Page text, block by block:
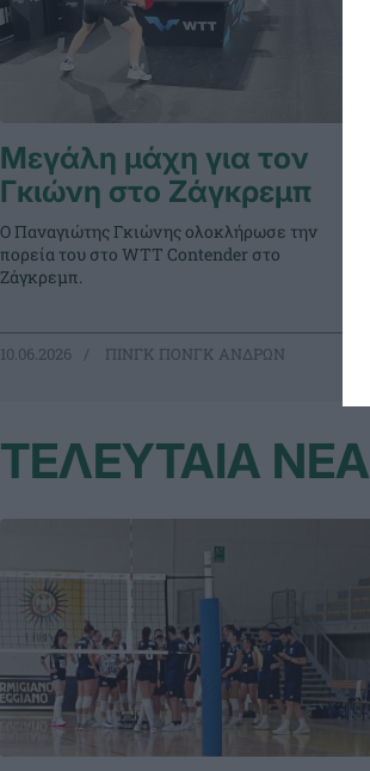
Μεγάλη μάχη για τον
Γκιώνη στο Ζάγκρεμπ
Ο Παναγιώτης Γκιώνης ολοκλήρωσε την
πορεία του στο WTT Contender στο
Ζάγκρεμπ.
10.06.2026 ΠΙΝΓΚ ΠΟΝΓΚ ΑΝΔΡΩΝ
ΤΕΛΕΥΤΑΙΑ ΝΕΑ